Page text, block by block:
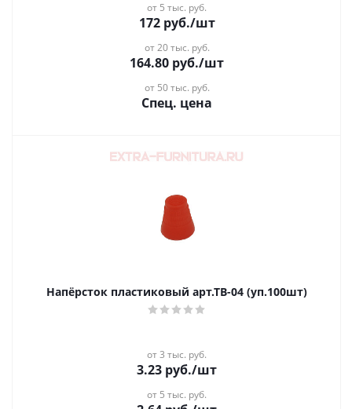
от 5 тыс. руб.
172руб./шт
от 20 тыс. руб.
164.80 руб./шт
от 50 тыс. руб.
Спец. цена
Напёрсток пластиковый арт.ТВ-04 (уп.100шт)
от 3 тыс. руб.
3.23 руб./шт
от 5 тыс. руб.